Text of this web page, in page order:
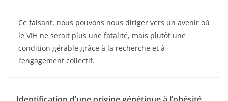
Ce faisant, nous pouvons nous diriger vers un avenir où
le VIH ne serait plus une fatalité, mais plutôt une
condition gérable grâce à la recherche et à
l’engagement collectif.